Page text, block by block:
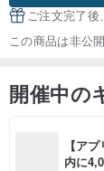
ご注文完了後
この商品は非公
開催中の
【ア
内に